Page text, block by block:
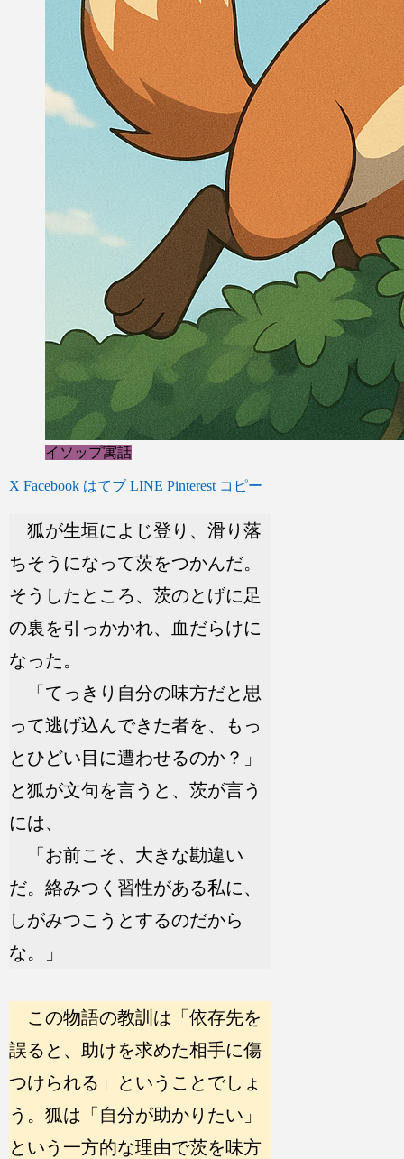
イソップ寓話
X Facebook はてブ LINE Pinterest コピー
狐が生垣によじ登り、滑り落
ちそうになって茨をつかんだ。
そうしたところ、茨のとげに足
の裏を引っかかれ、血だらけに
なった。
「てっきり自分の味方だと思
って逃げ込んできた者を、もっ
とひどい目に遭わせるのか？」
と狐が文句を言うと、茨が言う
には、
「お前こそ、大きな勘違い
だ。絡みつく習性がある私に、
しがみつこうとするのだから
な。」
この物語の教訓は「依存先を
誤ると、助けを求めた相手に傷
つけられる」ということでしょ
う。狐は「自分が助かりたい」
という一方的な理由で茨を味方